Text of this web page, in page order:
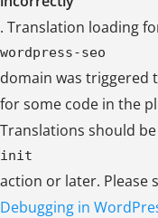
. Translation loading
wordpress-seo
domain was triggered
for some code in the
Translations should
init
action or later. Please
Debugging in